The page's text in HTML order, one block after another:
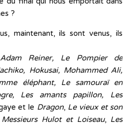
?
maintenant, ils sont venus, ils
Reiner, Le Pompier de
Hokusai, Mohammed Ali,
éléphant, Le samouraï en
Les amants papillon, Les
et le Dragon, Le vieux et son
Messieurs Hulot et Loiseau, Les